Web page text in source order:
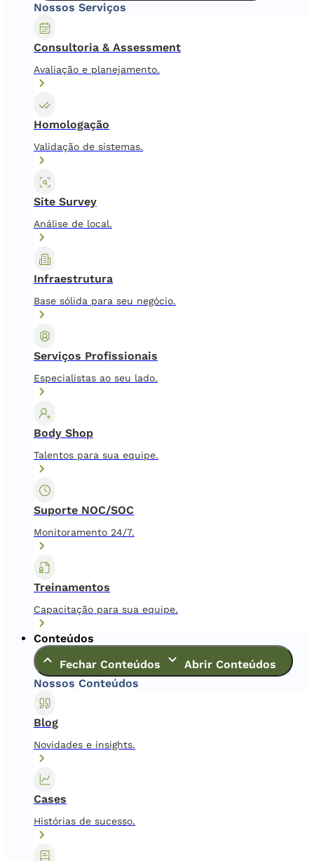
Nossos Serviços
Consultoria & Assessment
Avaliação e planejamento.
Homologação
Validação de sistemas.
Site Survey
Análise de local.
Infraestrutura
Base sólida para seu negócio.
Serviços Profissionais
Especialistas ao seu lado.
Body Shop
Talentos para sua equipe.
Suporte NOC/SOC
Monitoramento 24/7.
Treinamentos
Capacitação para sua equipe.
Conteúdos
Fechar Conteúdos
Abrir Conteúdos
Nossos Conteúdos
Blog
Novidades e insights.
Cases
Histórias de sucesso.